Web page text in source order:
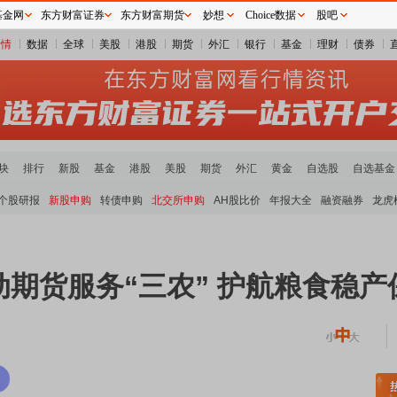
数据 全球 美股 港股 期货 外汇 银行 基金 理财 债券
排行 新股 基金 港股 美股 期货 外汇 黄金 自选股 自选基金
股研报 新股申购 转债申购 北交所申购 AH股比价 年报大全 融资融券 龙虎
货服务“三农” 护航粮食稳产
稀土板块领涨 A股估值分析全览
网 东方财富证券 东方财富期货 妙想 Choice数据 股吧